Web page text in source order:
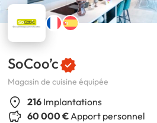
SoCoo’c
Magasin de cuisine équipée
216 Implantations
60 000 €Apport personnel